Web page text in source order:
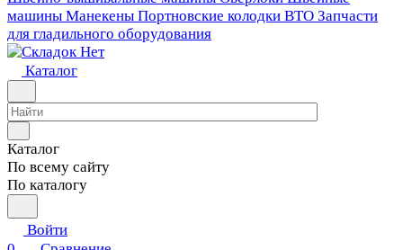
машины Манекены Портновские колодки ВТО Запчасти
для гладильного оборудования
Каталог
Каталог
По всему сайту
По каталогу
Войти